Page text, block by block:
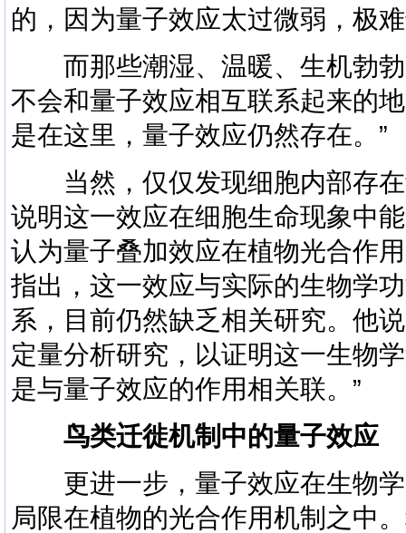
的，因为量子效应太过微弱，极
而那些潮湿、温暖、生机勃勃
不会和量子效应相互联系起来的
是在这里，量子效应仍然存在。”
当然，仅仅发现细胞内部存在
说明这一效应在细胞生命现象中
认为量子叠加效应在植物光合作
指出，这一效应与实际的生物学
系，目前仍然缺乏相关研究。他
定量分析研究，以证明这一生物
是与量子效应的作用相关联。”
鸟类迁徙机制中的量子效应
更进一步，量子效应在生物学
局限在植物的光合作用机制之中